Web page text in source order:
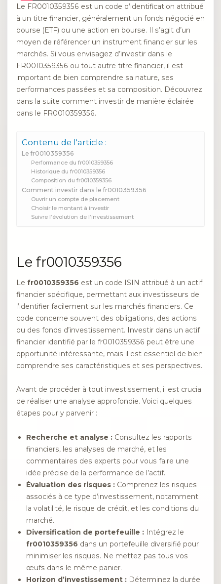
Le FR0010359356 est un code d’identification attribué
à un titre financier, généralement un fonds négocié en
bourse (ETF) ou une action en bourse. Il s’agit d’un
moyen de référencer un instrument financier sur les
marchés. Si vous envisagez d’investir dans le
FR0010359356 ou tout autre titre financier, il est
important de bien comprendre sa nature, ses
performances passées et sa composition. Découvrez
dans la suite comment investir de manière éclairée
dans le FR0010359356.
Contenu de l'article :
Le fr0010359356
Performance du fr0010359356
Historique du fr0010359356
Composition du fr0010359356
Comment investir dans le fr0010359356
Ouvrir un compte de placement
Choisir le montant à investir
Suivre l’évolution de l’investissement
Le fr0010359356
Le fr0010359356 est un code ISIN attribué à un actif
financier spécifique, permettant aux investisseurs de
l’identifier facilement sur les marchés financiers. Ce
code concerne souvent des obligations, des actions
ou des fonds d’investissement. Investir dans un actif
financier identifié par le fr0010359356 peut être une
opportunité intéressante, mais il est essentiel de bien
comprendre ses caractéristiques et ses perspectives.
Avant de procéder à tout investissement, il est crucial
de réaliser une analyse approfondie. Voici quelques
étapes pour y parvenir :
Recherche et analyse : Consultez les rapports
financiers, les analyses de marché, et les
commentaires des experts pour vous faire une
idée précise de la performance de l’actif.
Évaluation des risques : Comprenez les risques
associés à ce type d’investissement, notamment
la volatilité, le risque de crédit, et les conditions du
marché.
Diversification de portefeuille : Intégrez le
fr0010359356 dans un portefeuille diversifié pour
minimiser les risques. Ne mettez pas tous vos
œufs dans le même panier.
Horizon d’investissement : Déterminez la durée